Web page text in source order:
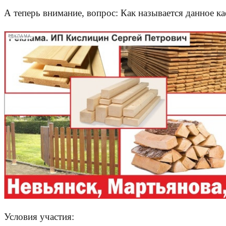
А теперь внимание, вопрос: Как называется данное
РЕКЛАМА
Условия участия: